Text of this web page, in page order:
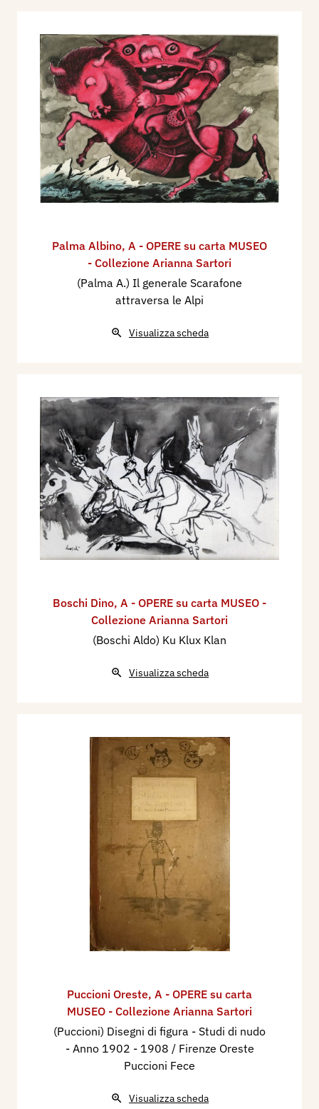
Palma Albino, A - OPERE su carta MUSEO
- Collezione Arianna Sartori
(Palma A.) Il generale Scarafone
attraversa le Alpi
Visualizza scheda
Boschi Dino, A - OPERE su carta MUSEO -
Collezione Arianna Sartori
(Boschi Aldo) Ku Klux Klan
Visualizza scheda
Puccioni Oreste, A - OPERE su carta
MUSEO - Collezione Arianna Sartori
(Puccioni) Disegni di figura - Studi di nudo
- Anno 1902 - 1908 / Firenze Oreste
Puccioni Fece
Visualizza scheda